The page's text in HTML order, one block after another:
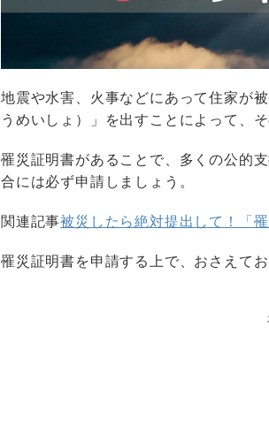
地震や水害、火事などにあって住家が
うめいしょ）」を出すことによって、
罹災証明書があることで、多くの公的
合には必ず申請しましょう。
関連記事被災したら絶対提出して！「
罹災証明書を申請する上で、おさえて